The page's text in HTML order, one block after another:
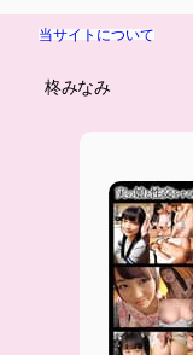
当サイトについて
柊みなみ